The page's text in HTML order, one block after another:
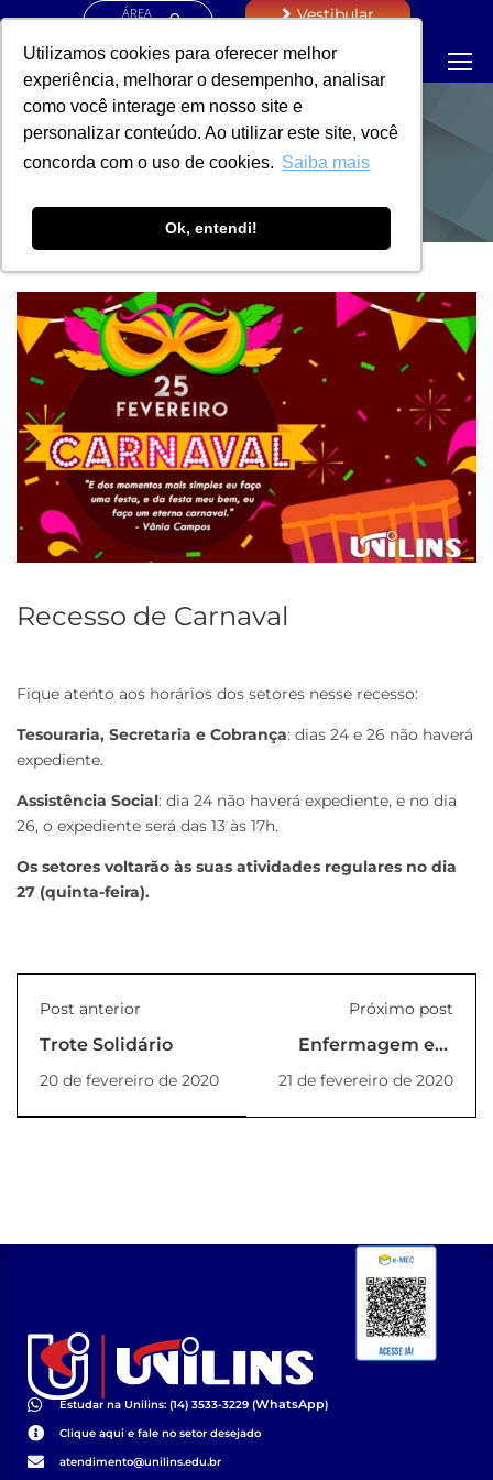
Utilizamos cookies para oferecer melhor
experiência, melhorar o desempenho, analisar
como você interage em nosso site e
personalizar conteúdo. Ao utilizar este site, você
concorda com o uso de cookies. Saiba mais
Ok, entendi!
ÁREA
Vestibular
NOTÍCIAS
Recesso de Carnaval
Fique atento aos horários dos setores nesse recesso:
Tesouraria, Secretaria e Cobrança: dias 24 e 26 não haverá
expediente.
Assistência Social: dia 24 não haverá expediente, e no dia
26, o expediente será das 13 às 17h.
Os setores voltarão às suas atividades regulares no dia
27 (quinta-feira).
Post anterior
Trote Solidário
20 de fevereiro de 2020
Próximo post
Enfermagem em
Ação de Saúde no
Carnaval
21 de fevereiro de 2020
Estudar na Unilins: (14) 3533-3229 (WhatsApp)
Clique aqui e fale no setor desejado
atendimento@unilins.edu.br